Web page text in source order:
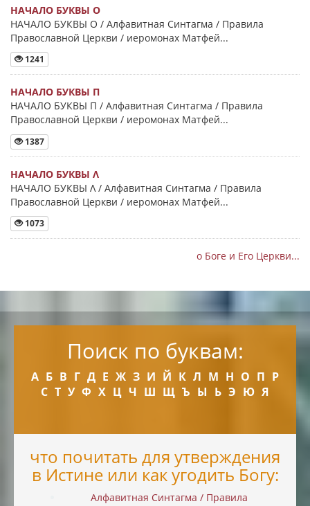
НАЧАЛО БУКВЫ Ο
НАЧАЛО БУКВЫ Ο / Алфавитная Синтагма / Правила
Православной Церкви / иеромонах Матфей...
1241
НАЧАЛО БУКВЫ Π
НАЧАЛО БУКВЫ Π / Алфавитная Синтагма / Правила
Православной Церкви / иеромонах Матфей...
1387
НАЧАЛО БУКВЫ Λ
НАЧАЛО БУКВЫ Λ / Алфавитная Синтагма / Правила
Православной Церкви / иеромонах Матфей...
1073
о Боге и Его Церкви...
Поиск по буквам:
А Б В Г Д Е Ж З И Й К Л М Н О П Р
С Т У Ф Х Ц Ч Ш Щ Ъ Ы Ь Э Ю Я
что почитать для утверждения
в Истине или как угодить Богу:
Алфавитная Синтагма / Правила